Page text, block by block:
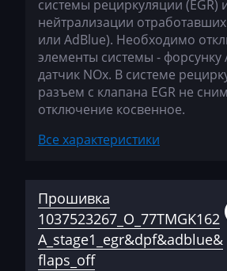
Dongfeng
Doosan
Doppstadt
Dynapac
EcoLog
Exeed
Extreme moto
Faresin
системы рециркуляции (EGR)
нейтрализации отработавших
или AdBlue). Необходимо
элементы системы - форсунку
датчик NOx. В системе
разъем с клапана EGR не
отключение косвенное.
Все характеристики
Прошивка
1037523267_O_77TMGK162
A_stage1_egr&dpf&adblue&
flaps_off